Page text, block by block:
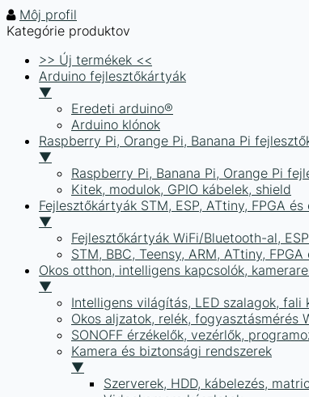
Môj profil
Kategórie produktov
>> Új termékek <<
Arduino fejlesztőkártyák
▼
Eredeti arduino®
Arduino klónok
Raspberry Pi, Orange Pi, Banana Pi
▼
Raspberry Pi, Banana Pi, Orange Pi
Kitek, modulok, GPIO kábelek, shield
Fejlesztőkártyák STM, ESP, ATtiny, FPGA és
▼
Fejlesztőkártyák WiFi/Bluetooth-al,
STM, BBC, Teensy, ARM, ATtiny,
Okos otthon, intelligens kapcsolók,
▼
Intelligens világítás, LED szalagok, fali
Okos aljzatok, relék,
SONOFF érzékelők, vezérlők,
Kamera és biztonsági rendszerek
▼
Szerverek, HDD, kábelezés,